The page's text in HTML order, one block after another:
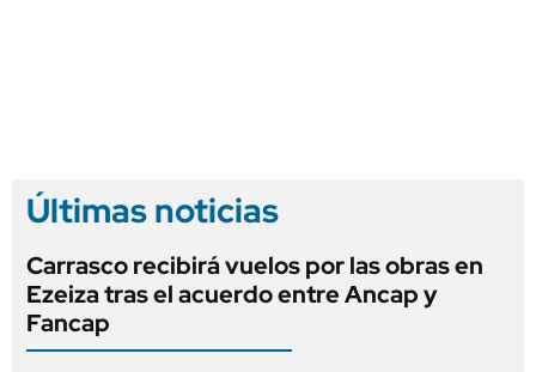
Últimas noticias
Carrasco recibirá vuelos por las obras en
Ezeiza tras el acuerdo entre Ancap y
Fancap